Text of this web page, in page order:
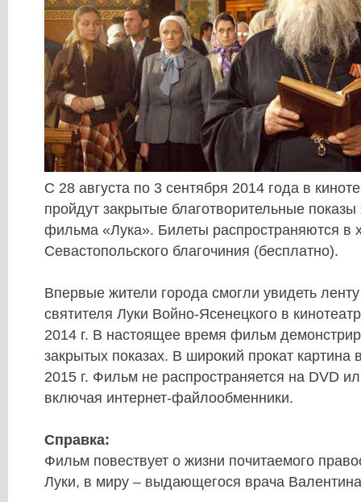
С 28 августа по 3 сентября 2014 года в
пройдут закрытые благотворительные показы
фильма «Лука». Билеты распространяются в
Севастопольского благочиния (бесплатно).
Впервые жители города смогли увидеть
святителя Луки Войно-Ясенецкого в
2014 г. В настоящее время фильм
закрытых показах. В широкий прокат картина
2015 г. Фильм не распространяется на DVD
включая интернет-файлообменники.
Справка:
Фильм повествует о жизни почитаемого
Луки, в миру – выдающегося врача